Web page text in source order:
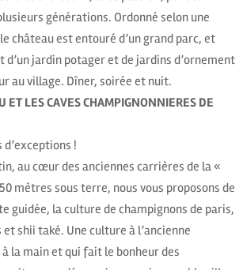
générations. Ordonné selon une
château est entouré d’un grand parc, et
jardin potager et de jardins d’ornement
au village. Dîner, soirée et nuit.
ET LES CAVES CHAMPIGNONNIERES DE
!
au cœur des anciennes carrières de la «
mètres sous terre, nous vous proposons de
guidée, la culture de champignons de paris,
shii také. Une culture à l’ancienne
la main et qui fait le bonheur des